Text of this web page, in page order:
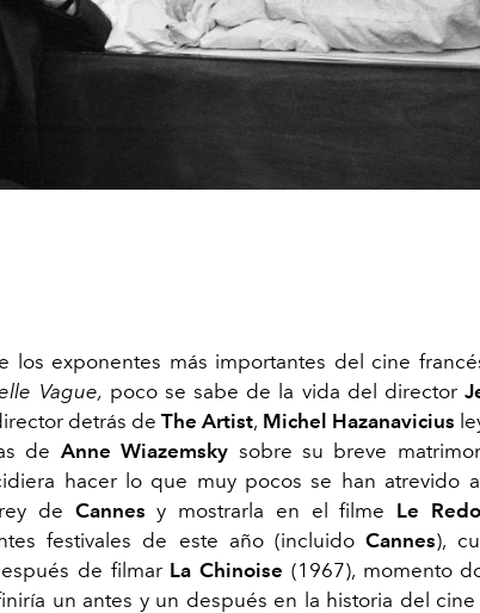
los exponentes más importantes del cine
Vague, poco se sabe de la vida del director
detrás deThe Artist, Michel Hazanavicius
de Anne Wiazemsky sobre su breve
hacer lo que muy pocos se han atrevido
de Cannes y mostrarla en el filme Le
festivales de este año (incluidoCannes),
de filmar La Chinoise (1967), momento
un antes y un después en la historia del